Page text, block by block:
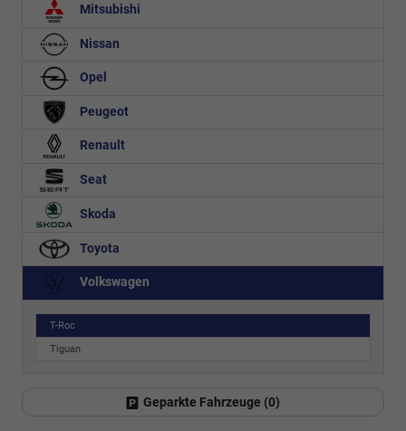
Mitsubishi
Nissan
Opel
Peugeot
Renault
Seat
Skoda
Toyota
Volkswagen
T-Roc
Tiguan
Geparkte Fahrzeuge (0)